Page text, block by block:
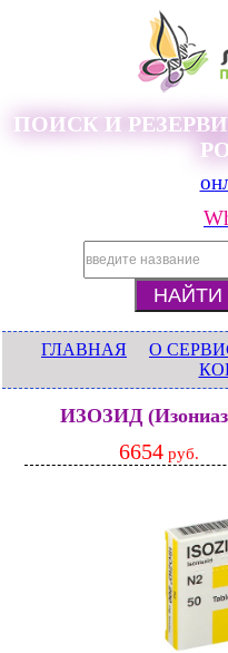
ПОИСК И
ГЛАВНАЯ О
ИЗОЗИД
6654 руб.